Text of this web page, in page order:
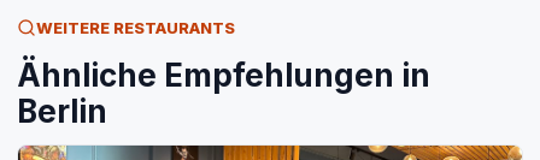
WEITERE RESTAURANTS
Ähnliche Empfehlungen in
Berlin